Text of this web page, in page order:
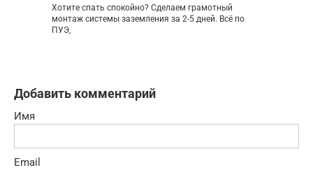
Хотите спать спокойно? Сделаем грамотный
монтаж системы заземления за 2-5 дней. Всё по
ПУЭ,
Добавить комментарий
Имя
Email